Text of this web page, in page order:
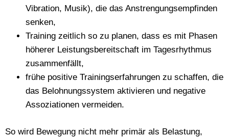
Vibration, Musik), die das Anstrengungsempfinden
senken,
Training zeitlich so zu planen, dass es mit Phasen
höherer Leistungsbereitschaft im Tagesrhythmus
zusammenfällt,
frühe positive Trainingserfahrungen zu schaffen, die
das Belohnungssystem aktivieren und negative
Assoziationen vermeiden.
So wird Bewegung nicht mehr primär als Belastung,